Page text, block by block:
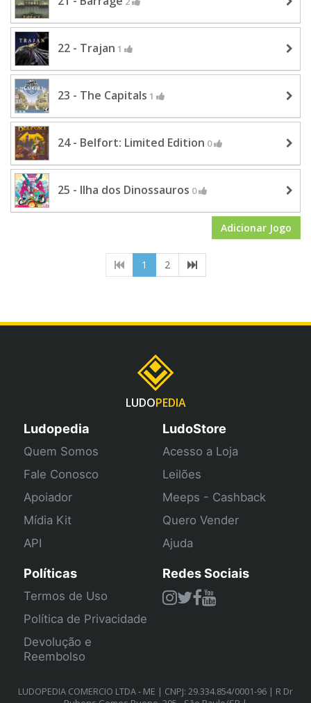
22 - Trajan 1
23 - The Capitals 1
24 - Belfort: Limited Edition 0
25 - Ilha dos Dinossauros 0
Adicionar Jogo
1 (current)
2
LUDOPEDIA
Ludopedia
Quem Somos
Fale Conosco
Apoiador
Mídia Kit
API
LudoStore
Acesso a Loja
Leilões
Meeps - Cashback
Quero Vender
Ajuda
Políticas
Termos de Uso
Política de Privacidade
Devolução e
Reembolso
Redes Sociais
LUDOPEDIA COMERCIO LTDA - ME | CNPJ: 29.334.854/0001-96 | R Dr